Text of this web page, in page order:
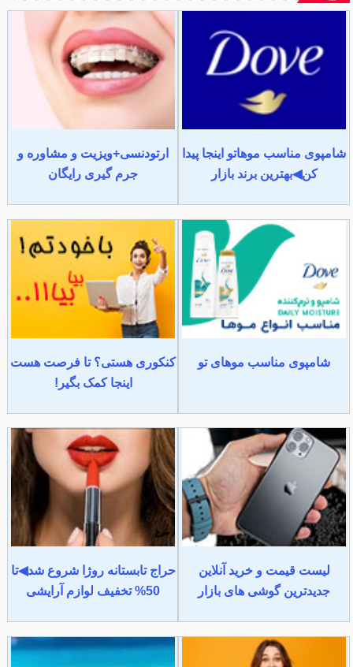
شامپوی مناسب موهاتو اینجا پیدا
کن◀بهترین برند بازار
ارتودنسی+ویزیت و مشاوره و
جرم گیری رایگان
شامپوی مناسب موهای تو
کنکوری هستی؟ تا فرصت هست
اینجا کمک بگیر!
لیست قیمت و خرید آنلاین
جدیدترین گوشی های بازار
حراج تابستانه روژا شروع شد◀تا
50% تخفیف لوازم آرایشی